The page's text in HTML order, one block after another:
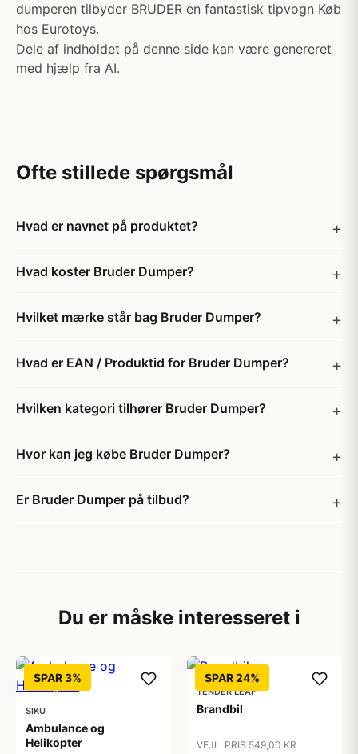
dumperen tilbyder BRUDER en fantastisk tipvogn Køb
hos Eurotoys.
Dele af indholdet på denne side kan være genereret
med hjælp fra AI.
Ofte stillede spørgsmål
Hvad er navnet på produktet?
Hvad koster Bruder Dumper?
Hvilket mærke står bag Bruder Dumper?
Hvad er EAN / Produktid for Bruder Dumper?
Hvilken kategori tilhører Bruder Dumper?
Hvor kan jeg købe Bruder Dumper?
Er Bruder Dumper på tilbud?
Du er måske interesseret i
SPAR 3%
SIKU
Ambulance og
Helikopter
SPAR 24%
TENDER LEAF
Brandbil
VEJL. PRIS 549,00 KR